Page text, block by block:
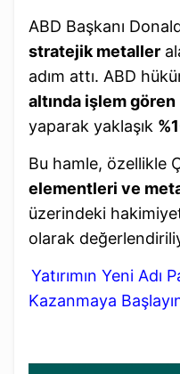
ABD Başkanı
stratejik metaller
adım attı. ABD
altında işlem gören
yaparak yaklaşık
Bu hamle, özellikle
elementleri ve
üzerindeki
olarak
Yatırımın Yeni Adı
Kazanmaya